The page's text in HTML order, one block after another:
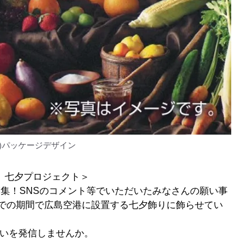
ッケージデザイン
夕プロジェクト＞
！SNSのコメント等でいただいたみなさんの願い事
の期間で広島空港に設置する七夕飾りに飾らせてい
を発信しませんか。